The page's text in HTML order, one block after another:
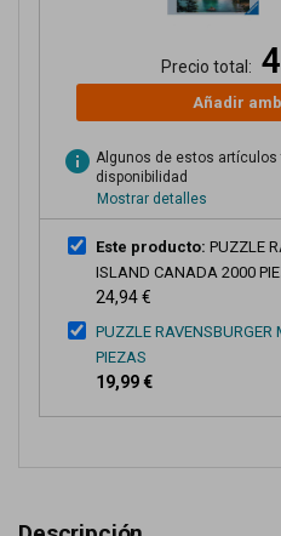
Precio total:
Añadir
info Algunos de estos
disponibilidad
Mostrar detalles
Este producto: PUZZLE
ISLAND CANADA 2000
24,94 €
PUZZLE RAVENSBURGER
PIEZAS
19,99 €